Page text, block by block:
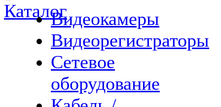
КаталогВидеокамеры
Видеорегистраторы
Сетевое
оборудование